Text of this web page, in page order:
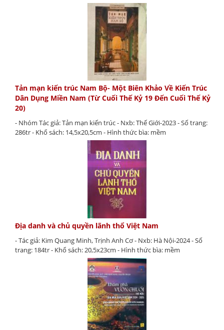
Tản mạn kiến trúc Nam Bộ- Một Biên Khảo Về Kiến Trúc
Dân Dụng Miền Nam (Từ Cuối Thế Kỷ 19 Đến Cuối Thế Kỷ
20)
- Nhóm Tác giả: Tản mạn kiến trúc - Nxb: Thế Giới-2023 - Số trang:
286tr - Khổ sách: 14,5x20,5cm - Hình thức bìa: mềm
Địa danh và chủ quyền lãnh thổ Việt Nam
- Tác giả: Kim Quang Minh, Trịnh Anh Cơ - Nxb: Hà Nội-2024 - Số
trang: 184tr - Khổ sách: 20,5x23cm - Hình thức bìa: mềm